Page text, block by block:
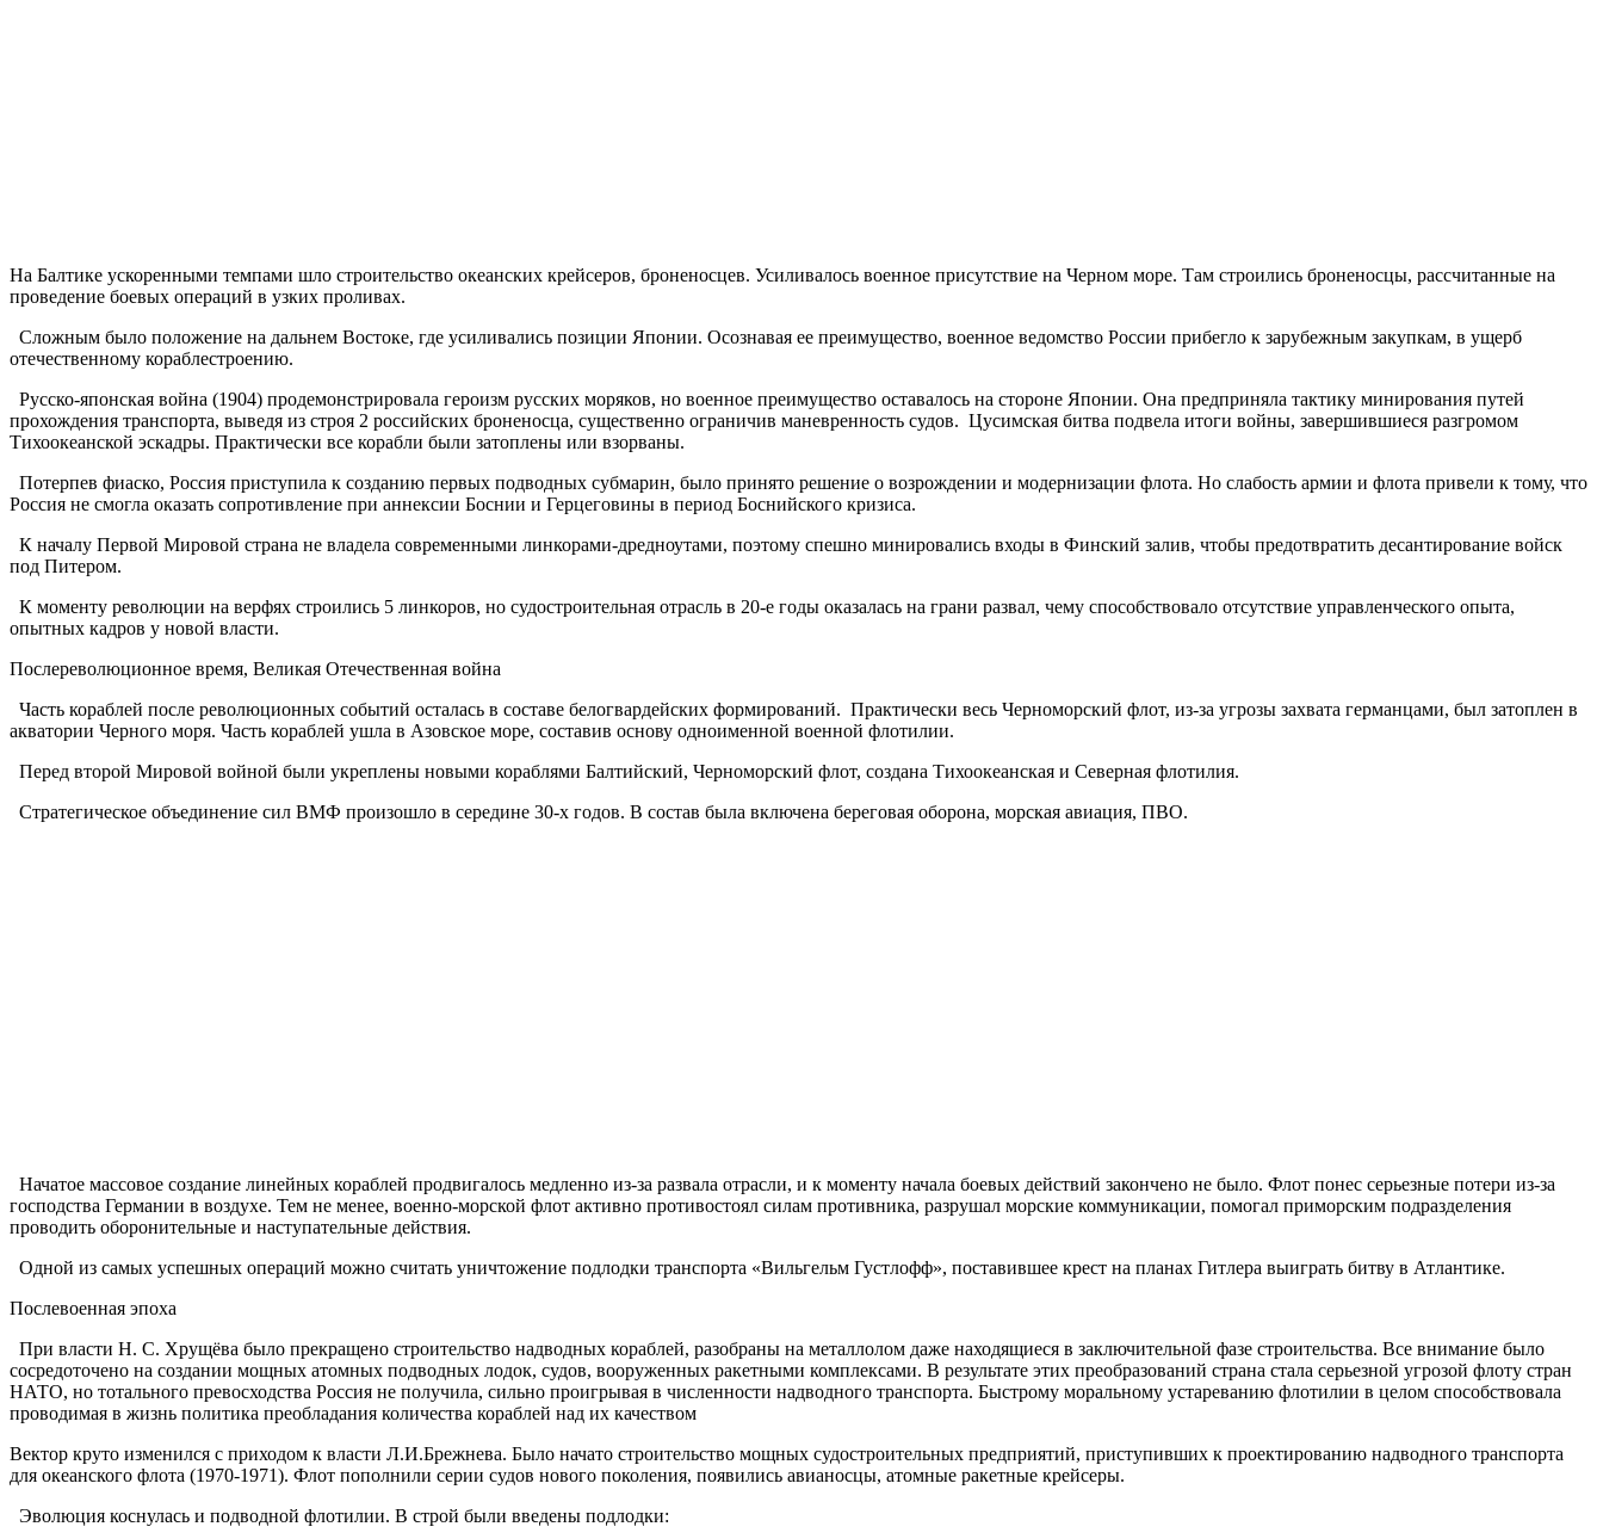
На Балтике ускоренными темпами шло строительство океанских крейсеров, броненосцев. Усиливалось военное присутствие на Черном море. Там строились броненосцы, рассчитанные на
проведение боевых операций в узких проливах.
Сложным было положение на дальнем Востоке, где усиливались позиции Японии. Осознавая ее преимущество, военное ведомство России прибегло к зарубежным закупкам, в ущерб
отечественному кораблестроению.
Русско-японская война (1904) продемонстрировала героизм русских моряков, но военное преимущество оставалось на стороне Японии. Она предприняла тактику минирования путей
прохождения транспорта, выведя из строя 2 российских броненосца, существенно ограничив маневренность судов. Цусимская битва подвела итоги войны, завершившиеся разгромом
Тихоокеанской эскадры. Практически все корабли были затоплены или взорваны.
Потерпев фиаско, Россия приступила к созданию первых подводных субмарин, было принято решение о возрождении и модернизации флота. Но слабость армии и флота привели к тому, что
Россия не смогла оказать сопротивление при аннексии Боснии и Герцеговины в период Боснийского кризиса.
К началу Первой Мировой страна не владела современными линкорами-дредноутами, поэтому спешно минировались входы в Финский залив, чтобы предотвратить десантирование войск
под Питером.
К моменту революции на верфях строились 5 линкоров, но судостроительная отрасль в 20-е годы оказалась на грани развал, чему способствовало отсутствие управленческого опыта,
опытных кадров у новой власти.
Послереволюционное время, Великая Отечественная война
Часть кораблей после революционных событий осталась в составе белогвардейских формирований. Практически весь Черноморский флот, из-за угрозы захвата германцами, был затоплен в
акватории Черного моря. Часть кораблей ушла в Азовское море, составив основу одноименной военной флотилии.
Перед второй Мировой войной были укреплены новыми кораблями Балтийский, Черноморский флот, создана Тихоокеанская и Северная флотилия.
Стратегическое объединение сил ВМФ произошло в середине 30-х годов. В состав была включена береговая оборона, морская авиация, ПВО.
Начатое массовое создание линейных кораблей продвигалось медленно из-за развала отрасли, и к моменту начала боевых действий закончено не было. Флот понес серьезные потери из-за
господства Германии в воздухе. Тем не менее, военно-морской флот активно противостоял силам противника, разрушал морские коммуникации, помогал приморским подразделения
проводить оборонительные и наступательные действия.
Одной из самых успешных операций можно считать уничтожение подлодки транспорта «Вильгельм Густлофф», поставившее крест на планах Гитлера выиграть битву в Атлантике.
Послевоенная эпоха
При власти Н. С. Хрущёва было прекращено строительство надводных кораблей, разобраны на металлолом даже находящиеся в заключительной фазе строительства. Все внимание было
сосредоточено на создании мощных атомных подводных лодок, судов, вооруженных ракетными комплексами. В результате этих преобразований страна стала серьезной угрозой флоту стран
НАТО, но тотального превосходства Россия не получила, сильно проигрывая в численности надводного транспорта. Быстрому моральному устареванию флотилии в целом способствовала
проводимая в жизнь политика преобладания количества кораблей над их качеством
Вектор круто изменился с приходом к власти Л.И.Брежнева. Было начато строительство мощных судостроительных предприятий, приступивших к проектированию надводного транспорта
для океанского флота (1970-1971). Флот пополнили серии судов нового поколения, появились авианосцы, атомные ракетные крейсеры.
Эволюция коснулась и подводной флотилии. В строй были введены подлодки: